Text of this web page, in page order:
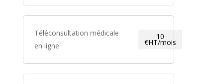
Téléconsultation médicale
en ligne
10
€HT/mois